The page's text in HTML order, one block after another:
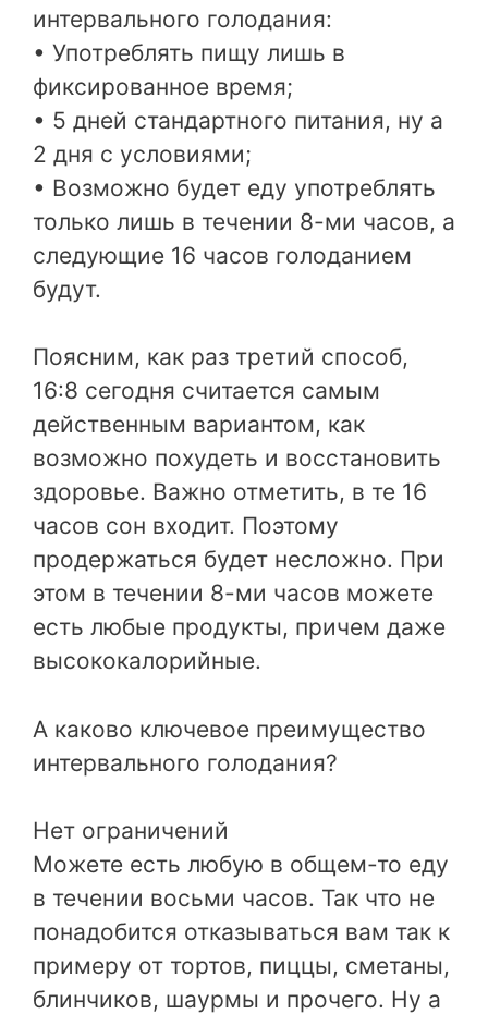
интервального голодания:
• Употреблять пищу лишь в
фиксированное время;
• 5 дней стандартного питания, ну а
2 дня с условиями;
• Возможно будет еду употреблять
только лишь в течении 8-ми часов, а
следующие 16 часов голоданием
будут.
Поясним, как раз третий способ,
16:8 сегодня считается самым
действенным вариантом, как
возможно похудеть и восстановить
здоровье. Важно отметить, в те 16
часов сон входит. Поэтому
продержаться будет несложно. При
этом в течении 8-ми часов можете
есть любые продукты, причем даже
высококалорийные.
А каково ключевое преимущество
интервального голодания?
Нет ограничений
Можете есть любую в общем-то еду
в течении восьми часов. Так что не
понадобится отказываться вам так к
примеру от тортов, пиццы, сметаны,
блинчиков, шаурмы и прочего. Ну а